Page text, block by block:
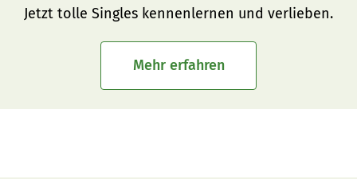
Jetzt tolle Singles kennenlernen und verlieben.
Mehr erfahren